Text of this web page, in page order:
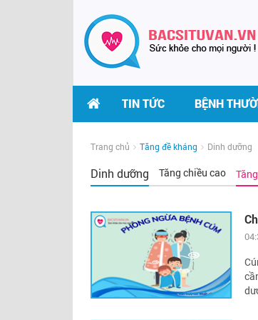
TIN TỨC BỆNH
Trang chủ Tăng đề kháng Dinh dưỡng
Dinh dưỡng Tăng chiều cao